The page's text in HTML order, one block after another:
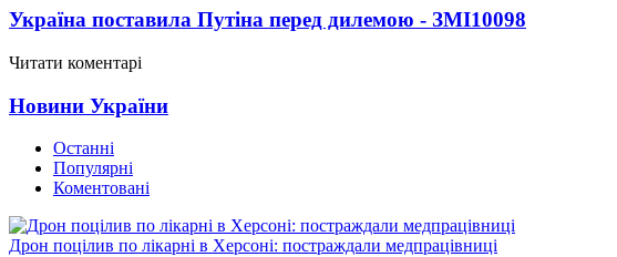
Україна поставила Путіна перед дилемою - ЗМІ10098
Читати коментарі
Новини України
Останні
Популярні
Коментовані
Дрон поцілив по лікарні в Херсоні: постраждали медпрацівниці